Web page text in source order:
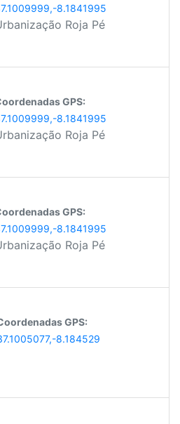
8.1841995
Roja Pé
GPS:
8.1841995
Roja Pé
GPS:
8.1841995
Roja Pé
GPS:
8.184529